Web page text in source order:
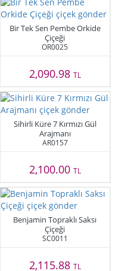
Bir Tek Sen Pembe Orkide
Çiçeği
OR0025
2,090.98 TL
Sihirli Küre 7 Kırmızı Gül
Arajmanı
AR0157
2,100.00 TL
Benjamin Topraklı Saksı
Çiçeği
SC0011
2,115.88 TL